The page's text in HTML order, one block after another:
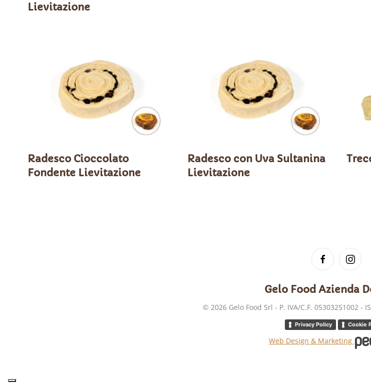
Lievitazione
Radesco Cioccolato
Fondente Lievitazione
Radesco con Uva Sultanina
Lievitazione
Gelo Food Azienda
© 2026 Gelo Food Srl - P. IVA/C.F. 05303251002 -
Privacy Policy Cookie
Web Design & Marketing